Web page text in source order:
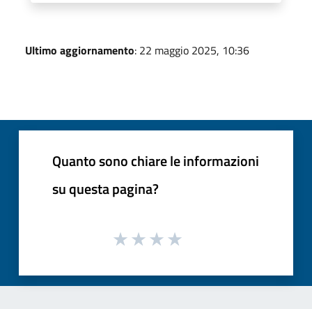
Ultimo aggiornamento: 22 maggio 2025, 10:36
Quanto sono chiare le informazioni
su questa pagina?